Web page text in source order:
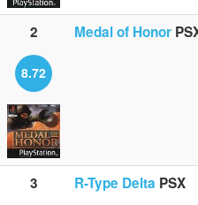
2 Medal of Honor
8.72
3 R-Type Delta PSX